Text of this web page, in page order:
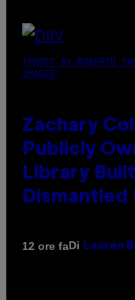
(PHOTO BY ROBERTO
IMAGES)
Zachary
Publicly
Library
Dismantled
12 ore faDi Lauren